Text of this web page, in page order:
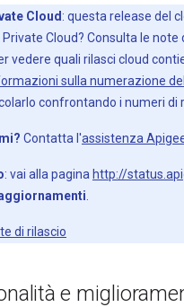
Cloud : questa release del
Cloud? Consulta le note
vedere quali rilasci cloud
sulla numerazione
confrontando i numeri di
Contatta l'assistenza
: vai alla pagina http://
di rilascio
e